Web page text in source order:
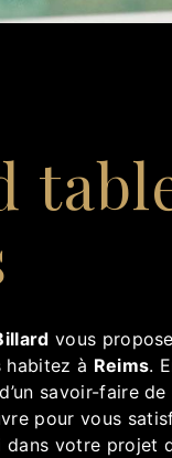
vous
habitez à Reims.
savoir-faire
pour vous
dans votre projet